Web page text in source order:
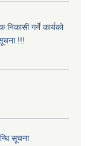
गर्ने कार्यको
!!!
सूचना